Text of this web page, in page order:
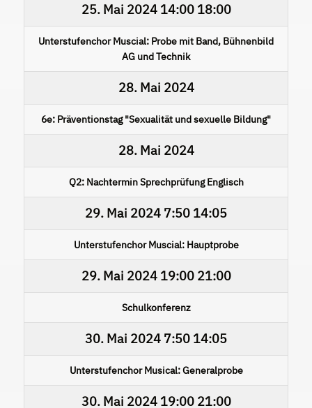
25. Mai 202414:00 18:00
Unterstufenchor Muscial: Probe mit Band, Bühnenbild
AG und Technik
28. Mai 2024
6e: Präventionstag "Sexualität und sexuelle Bildung"
28. Mai 2024
Q2: Nachtermin Sprechprüfung Englisch
29. Mai 2024 7:50 14:05
Unterstufenchor Muscial: Hauptprobe
29. Mai 202419:00 21:00
Schulkonferenz
30. Mai 2024 7:50 14:05
Unterstufenchor Musical: Generalprobe
30. Mai 202419:00 21:00